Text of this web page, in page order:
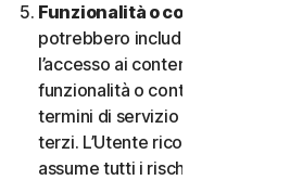
Funzionalità o contenuti di
potrebbero includere
l’accesso ai contenuti di un sito
funzionalità o contenuti
termini di servizio e alle
terzi. L’Utente riconosce la sola
assume tutti i rischi derivanti